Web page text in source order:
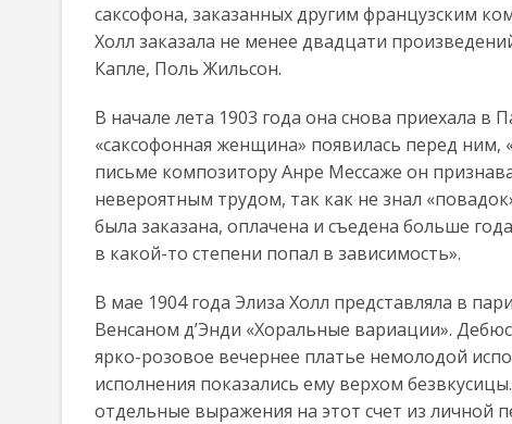
саксофона, заказанных другим французским
Холл заказала не менее двадцати
Капле, Поль Жильсон.
В начале лета 1903 года она снова приехала
«саксофонная женщина» появилась перед
письме композитору Анре Мессаже он
невероятным трудом, так как не знал
была заказана, оплачена и съедена больше
в какой-то степени попал в зависимость».
В мае 1904 года Элиза Холл представляла в
Венсаном д’Энди «Хоральные вариации».
ярко-розовое вечернее платье немолодой
исполнения показались ему верхом
отдельные выражения на этот счет из личной